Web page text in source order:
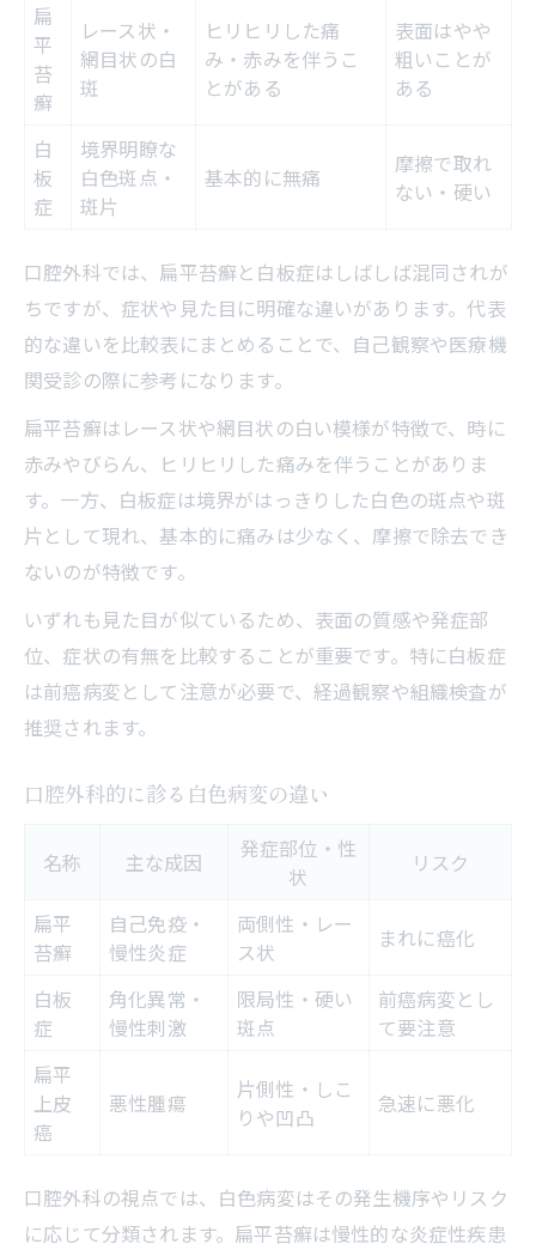
扁
平
苔
癬
レース状・
網目状の白
斑
ヒリヒリした痛
み・赤みを伴うこ
とがある
表面はやや
粗いことが
ある
白
板
症
境界明瞭な
白色斑点・
斑片
基本的に無痛
摩擦で取れ
ない・硬い
口腔外科では、扁平苔癬と白板症はしばしば混同されが
ちですが、症状や見た目に明確な違いがあります。代表
的な違いを比較表にまとめることで、自己観察や医療機
関受診の際に参考になります。
扁平苔癬はレース状や網目状の白い模様が特徴で、時に
赤みやびらん、ヒリヒリした痛みを伴うことがありま
す。一方、白板症は境界がはっきりした白色の斑点や斑
片として現れ、基本的に痛みは少なく、摩擦で除去でき
ないのが特徴です。
いずれも見た目が似ているため、表面の質感や発症部
位、症状の有無を比較することが重要です。特に白板症
は前癌病変として注意が必要で、経過観察や組織検査が
推奨されます。
口腔外科的に診る白色病変の違い
名称 主な成因
発症部位・性
状
リスク
扁平
苔癬
自己免疫・
慢性炎症
両側性・レー
ス状
まれに癌化
白板
症
角化異常・
慢性刺激
限局性・硬い
斑点
前癌病変とし
て要注意
扁平
上皮
癌
悪性腫瘍
片側性・しこ
りや凹凸
急速に悪化
口腔外科の視点では、白色病変はその発生機序やリスク
に応じて分類されます。扁平苔癬は慢性的な炎症性疾患